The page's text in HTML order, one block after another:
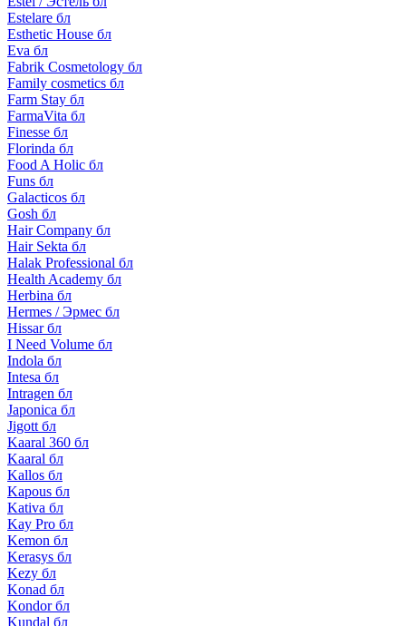
Estelare бл
Esthetic House бл
Eva бл
Fabrik Cosmetology бл
Family cosmetics бл
Farm Stay бл
FarmaVita бл
Finesse бл
Florinda бл
Food A Holic бл
Funs бл
Galacticos бл
Gosh бл
Hair Company бл
Hair Sekta бл
Halak Professional бл
Health Academy бл
Herbina бл
Hermes / Эрмес бл
Hissar бл
I Need Volume бл
Indola бл
Intesa бл
Intragen бл
Japonica бл
Jigott бл
Kaaral 360 бл
Kaaral бл
Kallos бл
Kapous бл
Kativa бл
Kay Pro бл
Kemon бл
Kerasys бл
Kezy бл
Konad бл
Kondor бл
Kundal бл